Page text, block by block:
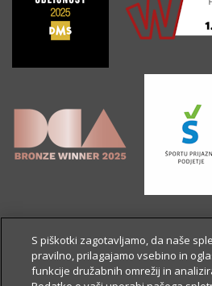
S piškotki zagotavljamo, da naše
pravilno, prilagajamo vsebino in
funkcije družabnih omrežij in